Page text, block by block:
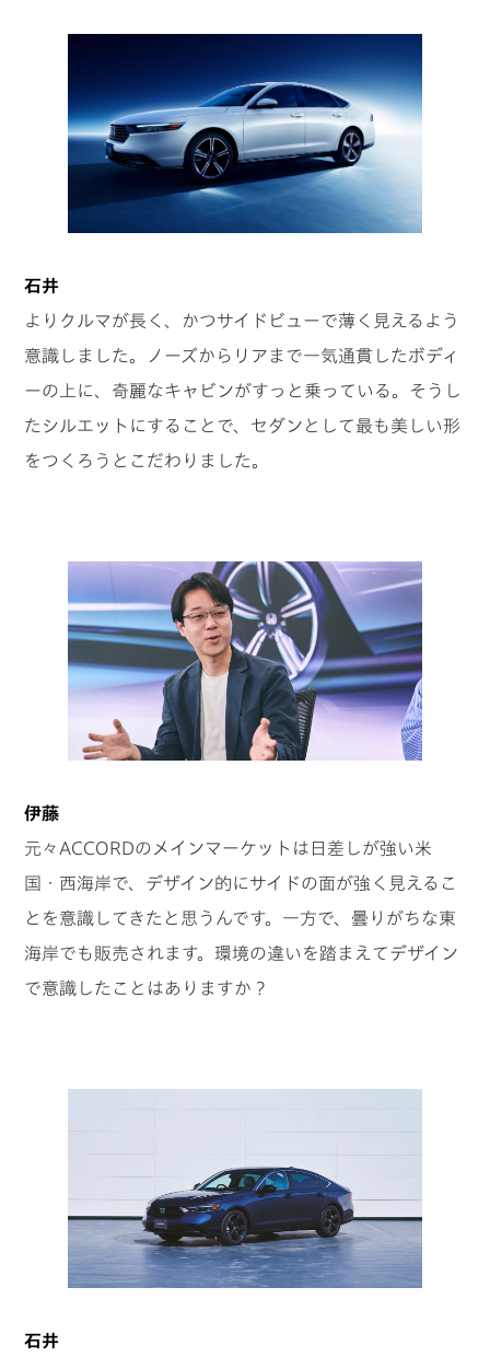
石井
よりクルマが長く、かつサイドビューで薄く見えるよう
意識しました。ノーズからリアまで一気通貫したボディ
ーの上に、奇麗なキャビンがすっと乗っている。そうし
たシルエットにすることで、セダンとして最も美しい形
をつくろうとこだわりました。
伊藤
元々ACCORDのメインマーケットは日差しが強い米
国・西海岸で、デザイン的にサイドの面が強く見えるこ
とを意識してきたと思うんです。一方で、曇りがちな東
海岸でも販売されます。環境の違いを踏まえてデザイン
で意識したことはありますか？
石井